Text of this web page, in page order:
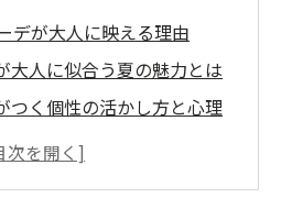
デが大人に映える理由
大人に似合う夏の魅力とは
つく個性の活かし方と心理
コーデの絶妙な夏バランス